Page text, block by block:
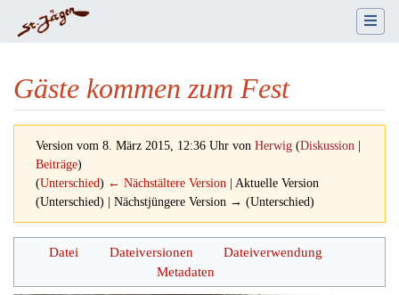
Gäste kommen zum Fest
Version vom 8. März 2015, 12:36 Uhr von Herwig (Diskussion
Beiträge)
(Unterschied) ← Nächstältere Version | Aktuelle Version
(Unterschied) | Nächstjüngere Version → (Unterschied)
Wechseln zu: Navigation,Suche
Datei Dateiversionen
Dateiverwendung
Metadaten